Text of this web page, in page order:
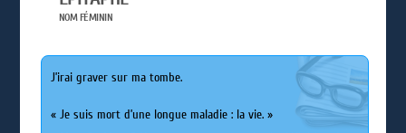
NOM FÉMININ
J’irai graver sur ma tombe.
« Je suis mort d’une longue maladie : la vie. »